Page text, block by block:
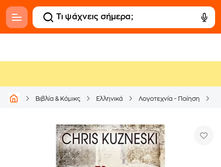
Βιβλία & Κόμικς Ελληνικά Λογοτεχνία - Ποίηση